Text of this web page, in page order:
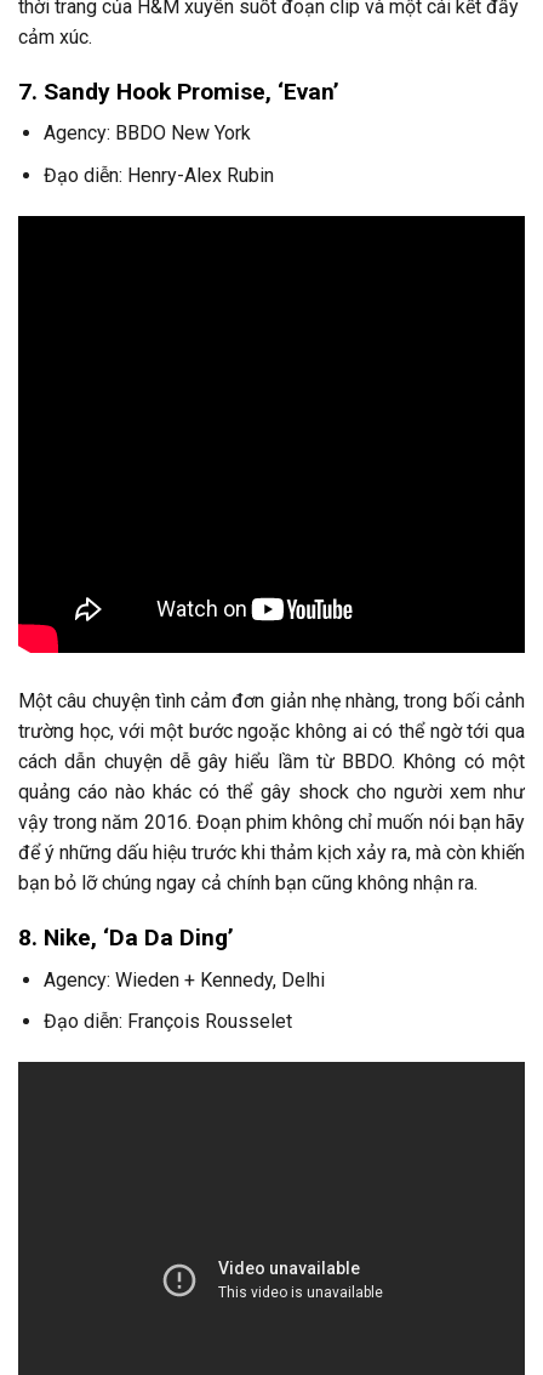
thời trang của H&M xuyên suốt đoạn clip và một cái kết đầy
cảm xúc.
7. Sandy Hook Promise, ‘Evan’
Agency: BBDO New York
Đạo diễn: Henry-Alex Rubin
Một câu chuyện tình cảm đơn giản nhẹ nhàng, trong bối cảnh
trường học, với một bước ngoặc không ai có thể ngờ tới qua
cách dẫn chuyện dễ gây hiểu lầm từ BBDO. Không có một
quảng cáo nào khác có thể gây shock cho người xem như
vậy trong năm 2016. Đoạn phim không chỉ muốn nói bạn hãy
để ý những dấu hiệu trước khi thảm kịch xảy ra, mà còn khiến
bạn bỏ lỡ chúng ngay cả chính bạn cũng không nhận ra.
8. Nike, ‘Da Da Ding’
Agency: Wieden + Kennedy, Delhi
Đạo diễn: François Rousselet